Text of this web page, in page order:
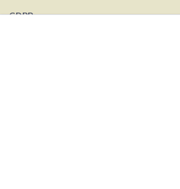
GDPR